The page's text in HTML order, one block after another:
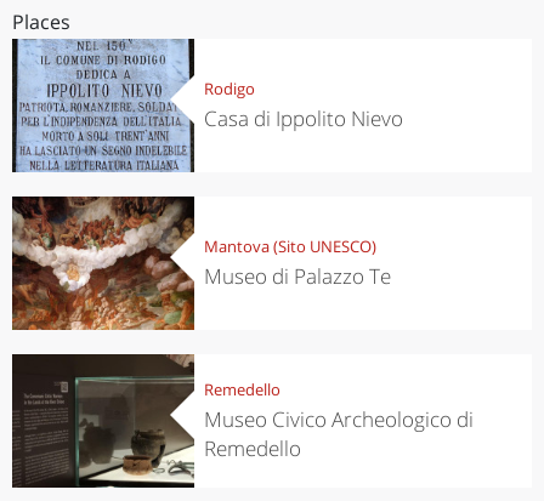
Places
Rodigo
Casa di Ippolito Nievo
Mantova (Sito UNESCO)
Museo di Palazzo Te
Remedello
Museo Civico Archeologico di
Remedello